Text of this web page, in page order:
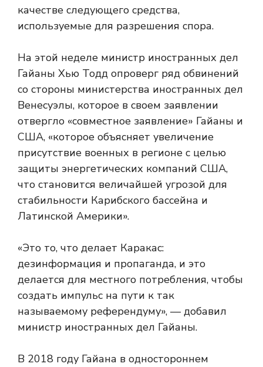
качестве следующего средства,
используемые для разрешения спора.
На этой неделе министр иностранных дел
Гайаны Хью Тодд опроверг ряд обвинений
со стороны министерства иностранных дел
Венесуэлы, которое в своем заявлении
отвергло «совместное заявление» Гайаны и
США, «которое объясняет увеличение
присутствие военных в регионе с целью
защиты энергетических компаний США,
что становится величайшей угрозой для
стабильности Карибского бассейна и
Латинской Америки».
«Это то, что делает Каракас:
дезинформация и пропаганда, и это
делается для местного потребления, чтобы
создать импульс на пути к так
называемому референдуму», — добавил
министр иностранных дел Гайаны.
В 2018 году Гайана в одностороннем